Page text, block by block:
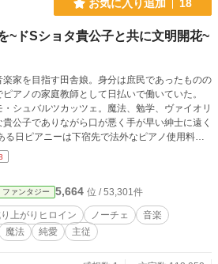
お気に入り追加 18
~ドSショタ貴公子と共に文明開花~
家を目指す田舎娘。身分は庶民であったものの
アノの家庭教師として日払いで働いていた。
シュバルツカッツェ。魔法、勉学、ヴァイオリ
公子でありながら口が悪く手が早い紳士に遠く
して多額の借金を返済すべく紹介された仕事
体を重ねるかと思われたがなんとそこに家庭
してあります。
。奇跡的にピアノ家庭教師の職にありつけるも
てしまう。ロバのように愚鈍と馬鹿にされが
胸も控えめ。 フォルテッシモ・シ
ファンタジー 5,664 位 / 53,301件
上がりヒロイン ノーチェ
音楽
魔法 純愛 主従